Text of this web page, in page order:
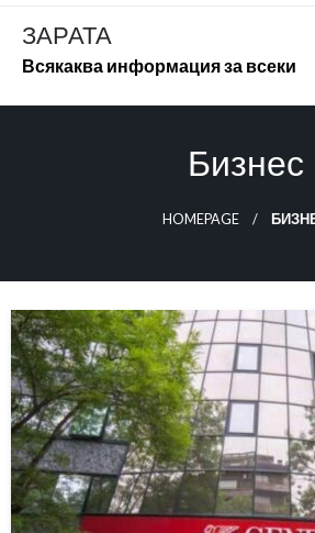
Skip
content
ЗАРАТА
Всякаква информация за всеки
Бизнес
HOMEPAGE